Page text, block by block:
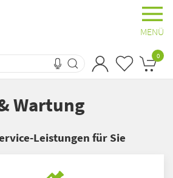
MENÜ
0
Wartung
Leistungen für Sie